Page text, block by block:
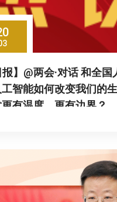
两会·对话 和全国人大代表畅
智能如何改变我们的
有温度、更有边界？